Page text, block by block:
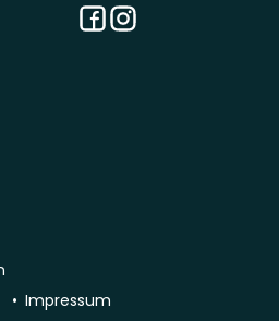
Facebook
Instagram
Impressum